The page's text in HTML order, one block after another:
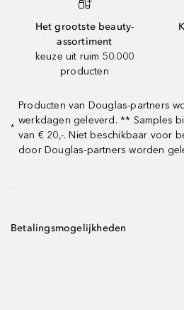
Het grootste beauty-
assortiment
keuze uit ruim 50.000
producten
*
Producten van Douglas-partners
werkdagen geleverd. ** Samples
van € 20,-. Niet beschikbaar voor
door Douglas-partners worden
Betalingsmogelijkheden